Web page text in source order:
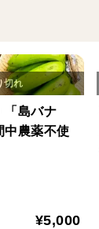
「島バナ
中農薬不使
¥5,000